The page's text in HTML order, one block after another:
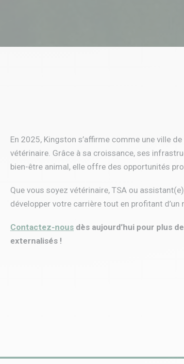
En 2025, Kingston s’affirme comme une ville
vétérinaire. Grâce à sa croissance, ses
bien-être animal, elle offre des opportunités
Que vous soyez vétérinaire, TSA ou
développer votre carrière tout en profitant d’un
Contactez-nous dès aujourd’hui pour plus
externalisés !